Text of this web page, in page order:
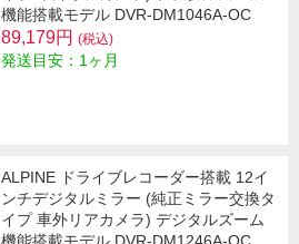
機能搭載モデル DVR-DM1046A-OC
89,179円 (税込)
発送目安：1ヶ月
ALPINE ドライブレコーダー搭載 12イ
ンチデジタルミラー (純正ミラー交換タ
イプ 車外リアカメラ) デジタルズーム